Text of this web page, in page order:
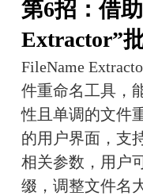
第6招：借
Extractor”
FileName
件重命名工具，
性且单调的文件
的用户界面，支
相关参数，用户
缀，调整文件名